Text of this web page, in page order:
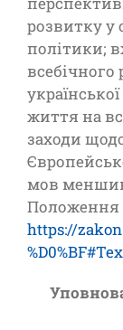
розвитку у
політики;
життя на
заходи
мов меншин
Положення
https://